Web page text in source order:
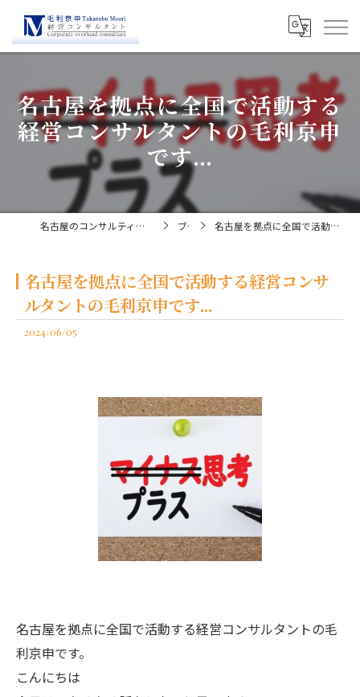
名古屋を拠点に全国で活動する
経営コンサルタントの毛利京申
です...
名古屋のコンサルティングなら経営コンサルタント毛利京申 ブログ 名古屋を拠点に全国で活動する経営コンサルタントの毛利京申です...
名古屋を拠点に全国で活動する経営コンサ
ルタントの毛利京申です...
2024/06/05
名古屋を拠点に全国で活動する経営コンサルタントの毛
利京申です。
こんにちは